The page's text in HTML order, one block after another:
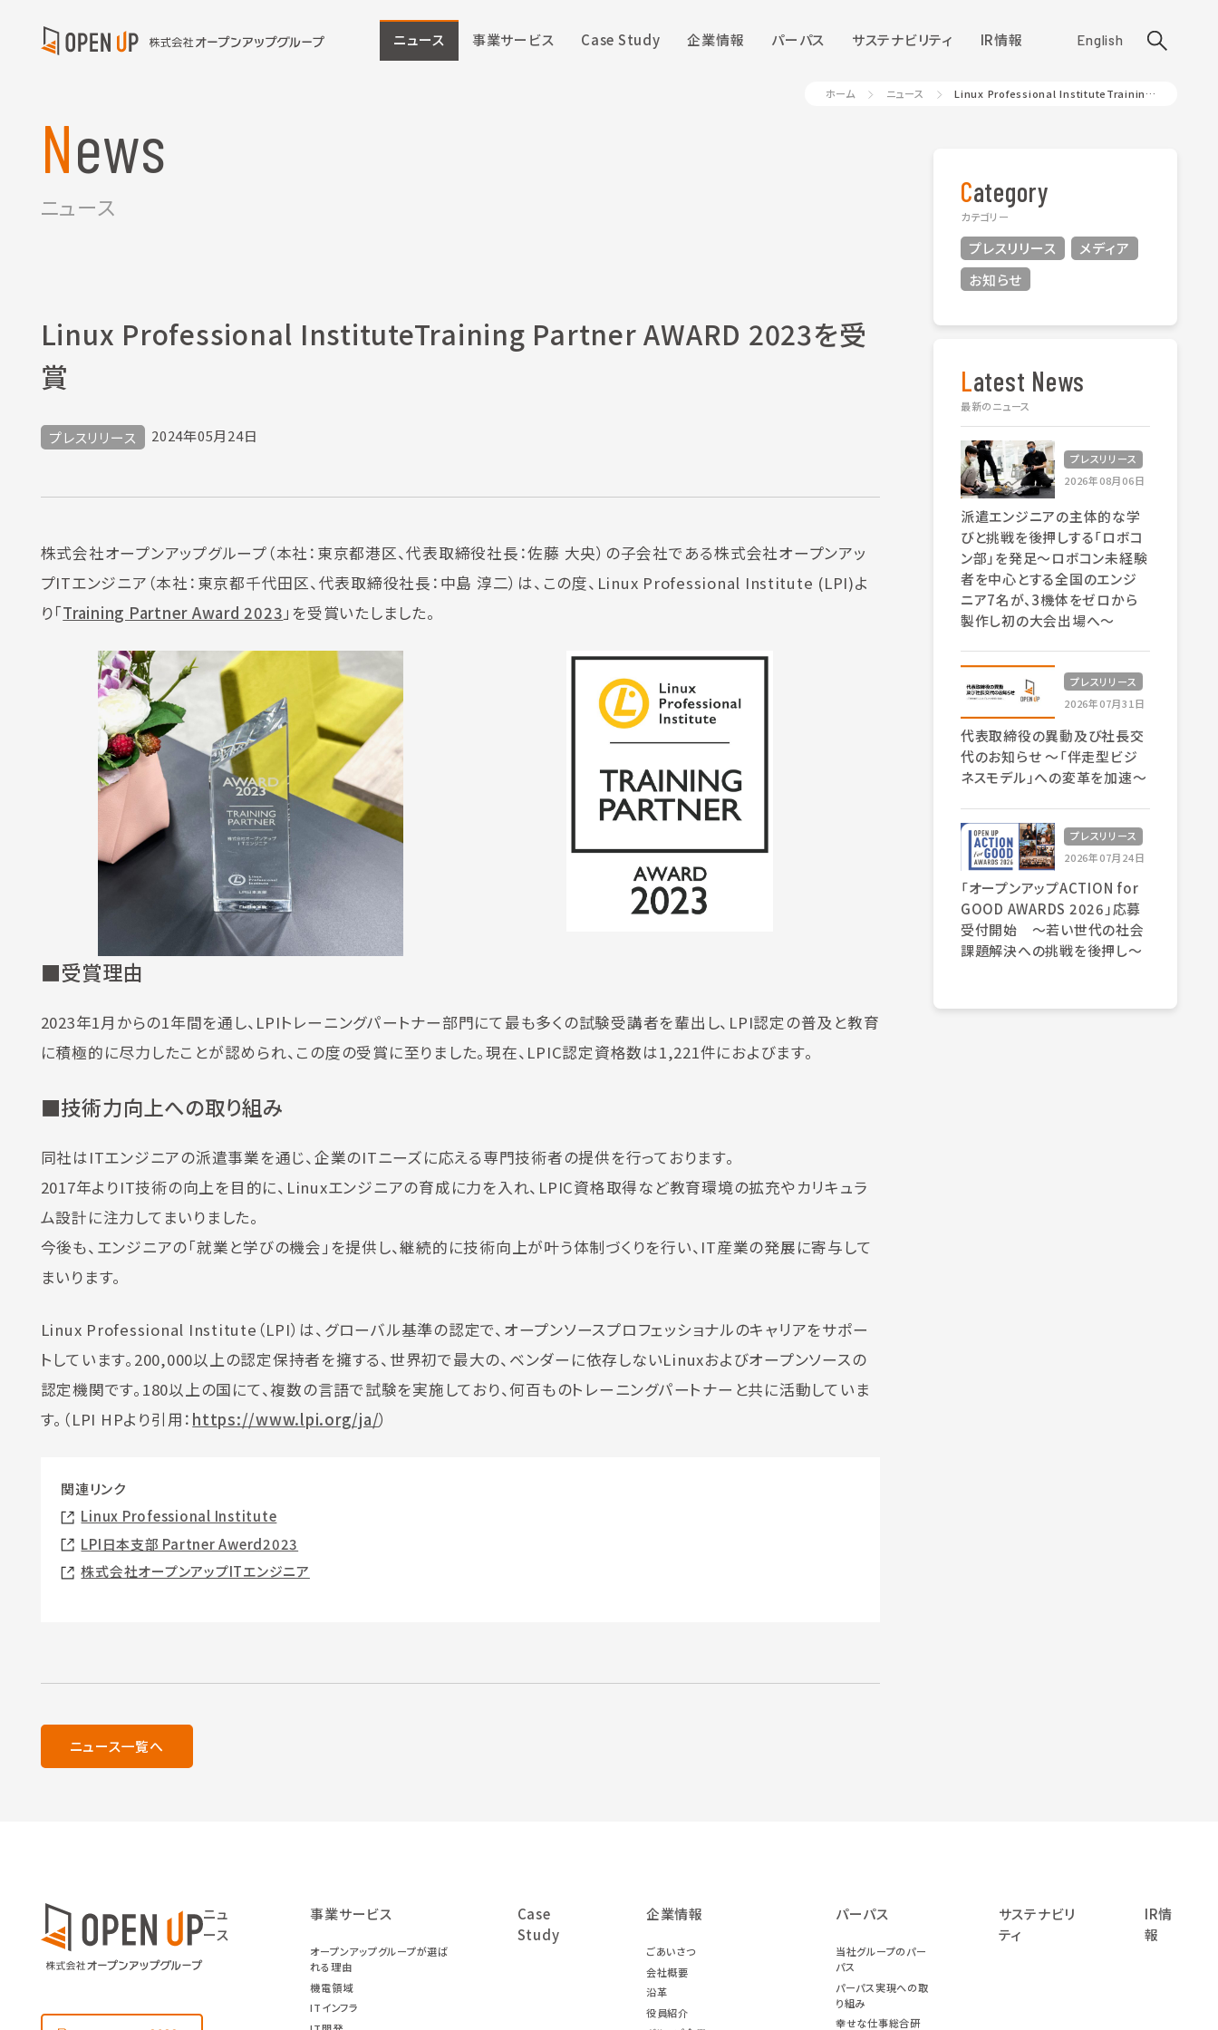
ニュース 事業サービス Case Study 企業情報 パーパス サステナビリティ IR情報 English
ホーム ニュース Linux Professional InstituteTraining Partner AWARD 2023を受賞
News
ニュース
Linux Professional InstituteTraining Partner AWARD 2023を受
賞
プレスリリース 2024年05月24日
株式会社オープンアップグループ（本社：東京都港区、代表取締役社長：佐藤 大央）の子会社である株式会社オープンアッ
プITエンジニア（本社：東京都千代田区、代表取締役社長：中島 淳二）は、この度、Linux Professional Institute (LPI)よ
り「Training Partner Award 2023」を受賞いたしました。
■受賞理由
2023年1月からの1年間を通し、LPIトレーニングパートナー部門にて最も多くの試験受講者を輩出し、LPI認定の普及と教育
に積極的に尽力したことが認められ、この度の受賞に至りました。現在、LPIC認定資格数は1,221件におよびます。
■技術力向上への取り組み
同社はITエンジニアの派遣事業を通じ、企業のITニーズに応える専門技術者の提供を行っております。
2017年よりIT技術の向上を目的に、Linuxエンジニアの育成に力を入れ、LPIC資格取得など教育環境の拡充やカリキュラ
ム設計に注力してまいりました。
今後も、エンジニアの「就業と学びの機会」を提供し、継続的に技術向上が叶う体制づくりを行い、IT産業の発展に寄与して
まいります。
Linux Professional Institute（LPI）は、グローバル基準の認定で、オープンソースプロフェッショナルのキャリアをサポー
トしています。200,000以上の認定保持者を擁する、世界初で最大の、ベンダーに依存しないLinuxおよびオープンソースの
認定機関です。180以上の国にて、複数の言語で試験を実施しており、何百ものトレーニングパートナーと共に活動していま
す。（LPI HPより引用： https://www.lpi.org/ja/）
関連リンク
Linux Professional Institute
LPI日本支部 Partner Awerd2023
株式会社オープンアップITエンジニア
ニュース一覧へ
Category
カテゴリー
プレスリリース
メディア
お知らせ
Latest News
最新のニュース
プレスリリース
2026年08月06日
派遣エンジニアの主体的な学
びと挑戦を後押しする「ロボコ
ン部」を発足～ロボコン未経験
者を中心とする全国のエンジ
ニア7名が、3機体をゼロから
製作し初の大会出場へ～
プレスリリース
2026年07月31日
代表取締役の異動及び社長交
代のお知らせ 〜「伴走型ビジ
ネスモデル」への変革を加速〜
プレスリリース
2026年07月24日
「オープンアップACTION for
GOOD AWARDS 2026」応募
受付開始 〜若い世代の社会
課題解決への挑戦を後押し〜
ニュ
ース
事業サービス
オープンアップグループが選ば
れる理由
機電領域
ITインフラ
Case
Study
企業情報
ごあいさつ
会社概要
沿革
役員紹介
パーパス
当社グループのパー
パス
パーパス実現への取
り組み
幸せな仕事総合研
サステナビリ
ティ
IR情
報